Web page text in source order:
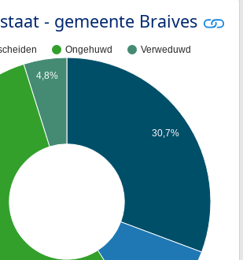
- gemeente Braives
Ongehuwd Verweduwd
30,7%
4,8%